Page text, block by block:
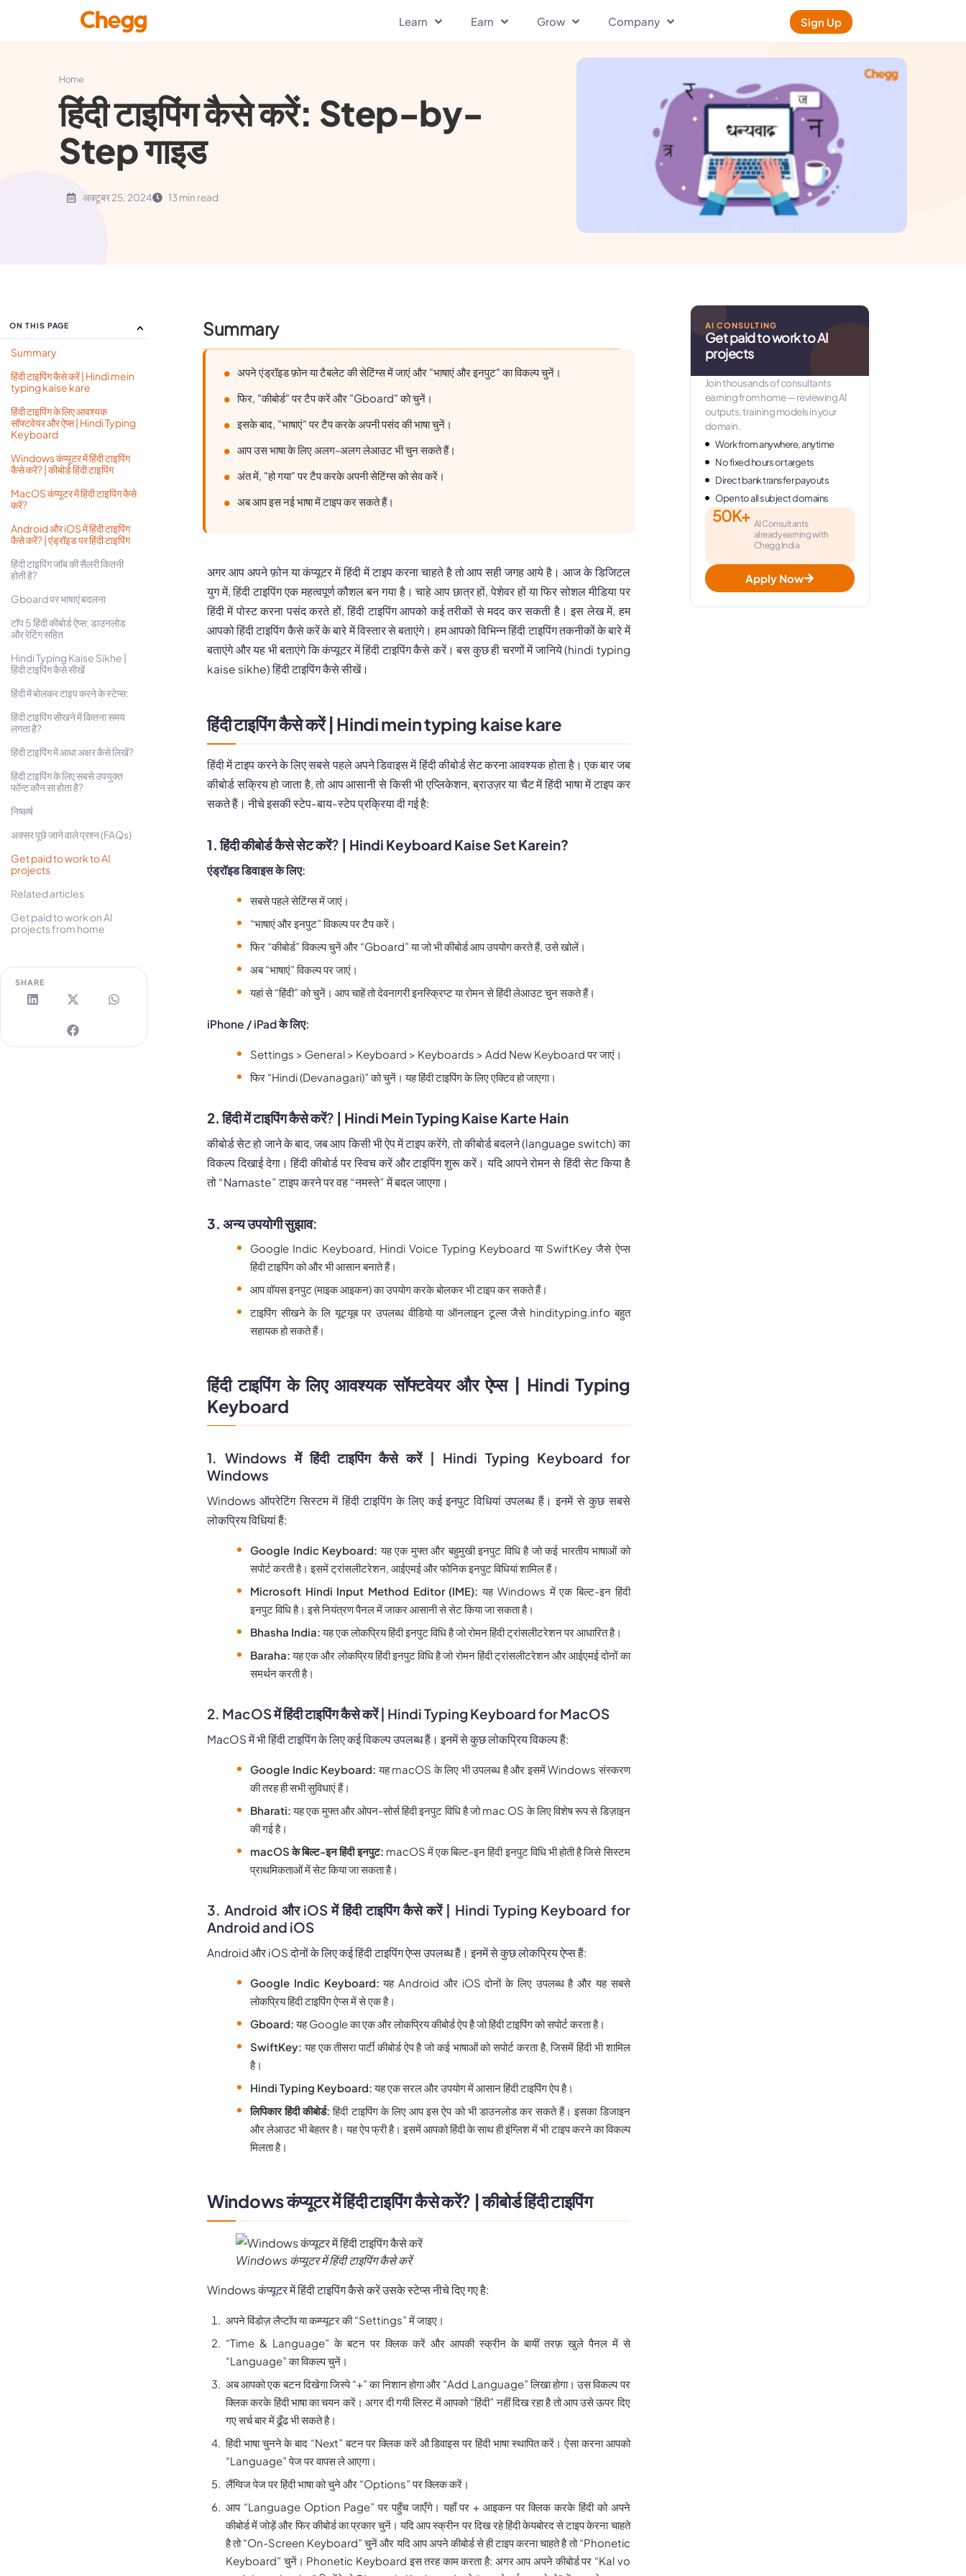
Learn Earn Grow Company Sign Up
Home
हिंदी टाइपिंग कैसे करें: Step-by-
Step गाइड
अक्टूबर 25, 2024 13 min read
ON THIS PAGE
Summary
हिंदी टाइपिंग कैसे करें | Hindi mein
typing kaise kare
हिंदी टाइपिंग के लिए आवश्यक
सॉफ्टवेयर और ऐप्स | Hindi Typing
Keyboard
Windows कंप्यूटर में हिंदी टाइपिंग
कैसे करें? | कीबोर्ड हिंदी टाइपिंग
MacOS कंप्यूटर में हिंदी टाइपिंग कैसे
करें?
Android और iOS में हिंदी टाइपिंग
कैसे करें? | एंड्रॉइड पर हिंदी टाइपिंग
हिंदी टाइपिंग जॉब की सैलरी कितनी
होती है?
Gboard पर भाषाएं बदलना
टॉप 5 हिंदी कीबोर्ड ऐप्स: डाउनलोड
और रेटिंग सहित
Hindi Typing Kaise Sikhe |
हिंदी टाइपिंग कैसे सीखें
हिंदी में बोलकर टाइप करने के स्टेप्स:
हिंदी टाइपिंग सीखने में कितना समय
लगता है?
हिंदी टाइपिंग में आधा अक्षर कैसे लिखें?
हिंदी टाइपिंग के लिए सबसे उपयुक्त
फॉन्ट कौन सा होता है?
निष्कर्ष
अक्सर पूछे जाने वाले प्रश्न (FAQs)
Get paid to work to AI
projects
Related articles
Get paid to work on AI
projects from home
SHARE
Summary
अपने एंड्रॉइड फ़ोन या टैबलेट की सेटिंग्स में जाएं और "भाषाएं और इनपुट" का विकल्प चुनें।
फिर, "कीबोर्ड" पर टैप करें और "Gboard" को चुनें।
इसके बाद, "भाषाएं" पर टैप करके अपनी पसंद की भाषा चुनें।
आप उस भाषा के लिए अलग-अलग लेआउट भी चुन सकते हैं।
अंत में, "हो गया" पर टैप करके अपनी सेटिंग्स को सेव करें।
अब आप इस नई भाषा में टाइप कर सकते हैं।
अगर आप अपने फ़ोन या कंप्यूटर में हिंदी में टाइप करना चाहते है तो आप सही जगह आये है। आज के डिजिटल
युग में, हिंदी टाइपिंग एक महत्वपूर्ण कौशल बन गया है। चाहे आप छात्र हों, पेशेवर हों या फिर सोशल मीडिया पर
हिंदी में पोस्ट करना पसंद करते हों, हिंदी टाइपिंग आपको कई तरीकों से मदद कर सकती है। इस लेख में, हम
आपको हिंदी टाइपिंग कैसे करें के बारे में विस्तार से बताएंगे। हम आपको विभिन्न हिंदी टाइपिंग तकनीकों के बारे में
बताएंगे और यह भी बताएंगे कि कंप्यूटर में हिंदी टाइपिंग कैसे करें। बस कुछ ही चरणों में जानिये (hindi typing
kaise sikhe) हिंदी टाइपिंग कैसे सीखें।
हिंदी टाइपिंग कैसे करें| Hindi mein typing kaise kare
हिंदी में टाइप करने के लिए सबसे पहले अपने डिवाइस में हिंदी कीबोर्ड सेट करना आवश्यक होता है। एक बार जब
कीबोर्ड सक्रिय हो जाता है, तो आप आसानी से किसी भी एप्लिकेशन, ब्राउज़र या चैट में हिंदी भाषा में टाइप कर
सकते हैं। नीचे इसकी स्टेप-बाय-स्टेप प्रक्रिया दी गई है:
1.हिंदी कीबोर्ड कैसे सेट करें? | Hindi Keyboard Kaise Set Karein?
एंड्रॉइड डिवाइस के लिए:
सबसे पहले सेटिंग्स में जाएं।
“भाषाएं और इनपुट” विकल्प पर टैप करें।
फिर “कीबोर्ड” विकल्प चुनें और “Gboard” या जो भी कीबोर्ड आप उपयोग करते हैं, उसे खोलें।
अब “भाषाएं” विकल्प पर जाएं।
यहां से “हिंदी” को चुनें। आप चाहें तो देवनागरी इनस्क्रिप्ट या रोमन से हिंदी लेआउट चुन सकते हैं।
iPhone / iPad के लिए:
Settings > General > Keyboard > Keyboards > Add New Keyboard पर जाएं।
फिर “Hindi (Devanagari)” को चुनें। यह हिंदी टाइपिंग के लिए एक्टिव हो जाएगा।
2.हिंदी में टाइपिंग कैसे करें? | Hindi Mein Typing Kaise Karte Hain
कीबोर्ड सेट हो जाने के बाद, जब आप किसी भी ऐप में टाइप करेंगे, तो कीबोर्ड बदलने (language switch) का
विकल्प दिखाई देगा। हिंदी कीबोर्ड पर स्विच करें और टाइपिंग शुरू करें। यदि आपने रोमन से हिंदी सेट किया है
तो “Namaste” टाइप करने पर वह “नमस्ते” में बदल जाएगा।
3. अन्य उपयोगी सुझाव:
Google Indic Keyboard, Hindi Voice Typing Keyboard या SwiftKey जैसे ऐप्स
हिंदी टाइपिंग को और भी आसान बनाते हैं।
आप वॉयस इनपुट (माइक आइकन) का उपयोग करके बोलकर भी टाइप कर सकते हैं।
टाइपिंग सीखने के लि यूट्यूब पर उपलब्ध वीडियो या ऑनलाइन टूल्स जैसे hindityping.info बहुत
सहायक हो सकते हैं।
हिंदी टाइपिंग के लिए आवश्यक सॉफ्टवेयर और ऐप्स | Hindi Typing
Keyboard
1. Windows में हिंदी टाइपिंग कैसे करें | Hindi Typing Keyboard for
Windows
Windows ऑपरेटिंग सिस्टम में हिंदी टाइपिंग के लिए कई इनपुट विधियां उपलब्ध हैं। इनमें से कुछ सबसे
लोकप्रिय विधियां हैं:
Google Indic Keyboard: यह एक मुफ्त और बहुमुखी इनपुट विधि है जो कई भारतीय भाषाओं को
सपोर्ट करती है। इसमें ट्रांसलीटरेशन, आईएमई और फोनिक इनपुट विधियां शामिल हैं।
Microsoft Hindi Input Method Editor (IME): यह Windows में एक बिल्ट-इन हिंदी
इनपुट विधि है। इसे नियंत्रण पैनल में जाकर आसानी से सेट किया जा सकता है।
Bhasha India:यह एक लोकप्रिय हिंदी इनपुट विधि है जो रोमन हिंदी ट्रांसलीटरेशन पर आधारित है।
Baraha:यह एक और लोकप्रिय हिंदी इनपुट विधि है जो रोमन हिंदी ट्रांसलीटरेशन और आईएमई दोनों का
समर्थन करती है।
2. MacOS में हिंदी टाइपिंग कैसे करें | Hindi Typing Keyboard for MacOS
MacOS में भी हिंदी टाइपिंग के लिए कई विकल्प उपलब्ध हैं। इनमें से कुछ लोकप्रिय विकल्प हैं:
Google Indic Keyboard: यह macOS के लिए भी उपलब्ध है और इसमें Windows संस्करण
की तरह ही सभी सुविधाएं हैं।
Bharati:यह एक मुफ्त और ओपन-सोर्स हिंदी इनपुट विधि है जो mac OS के लिए विशेष रूप से डिज़ाइन
की गई है।
macOS के बिल्ट-इन हिंदी इनपुट: macOS में एक बिल्ट-इन हिंदी इनपुट विधि भी होती है जिसे सिस्टम
प्राथमिकताओं में सेट किया जा सकता है।
3. Android और iOS में हिंदी टाइपिंग कैसे करें | Hindi Typing Keyboard for
Android and iOS
Android और iOS दोनों के लिए कई हिंदी टाइपिंग ऐप्स उपलब्ध हैं। इनमें से कुछ लोकप्रिय ऐप्स हैं:
Google Indic Keyboard: यह Android और iOS दोनों के लिए उपलब्ध है और यह सबसे
लोकप्रिय हिंदी टाइपिंग ऐप्स में से एक है।
Gboard:यह Google का एक और लोकप्रिय कीबोर्ड ऐप है जो हिंदी टाइपिंग को सपोर्ट करता है।
SwiftKey: यह एक तीसरा पार्टी कीबोर्ड ऐप है जो कई भाषाओं को सपोर्ट करता है, जिसमें हिंदी भी शामिल
है।
Hindi Typing Keyboard:यह एक सरल और उपयोग में आसान हिंदी टाइपिंग ऐप है।
लिपिकार हिंदी कीबोर्ड: हिंदी टाइपिंग के लिए आप इस ऐप को भी डाउनलोड कर सकते हैं। इसका डिजाइन
और लेआउट भी बेहतर है। यह ऐप फ्री है। इसमें आपको हिंदी के साथ ही इंग्लिश में भी टाइप करने का विकल्प
मिलता है।
Windows कंप्यूटर में हिंदी टाइपिंग कैसे करें? | कीबोर्ड हिंदी टाइपिंग
Windows कंप्यूटर में हिंदी टाइपिंग कैसे करें
Windows कंप्यूटर में हिंदी टाइपिंग कैसे करें उसके स्टेप्स नीचे दिए गए है:
अपने विंडोज़ लैप्टॉप या कम्प्यूटर की “Settings” में जाइए।
“Time & Language” के बटन पर क्लिक करें और आपकी स्क्रीन के बायीं तरफ़ खुले पैनल में से
“Language” का विकल्प चुनें।
अब आपको एक बटन दिखेगा जिस्पे “+” का निशान होगा और “Add Language” लिखा होगा। उस विकल्प पर
क्लिक करके हिंदी भाषा का चयन करें। अगर दी गयी लिस्ट में आपको “हिंदी” नहीं दिख रहा है तो आप उसे ऊपर दिए
गए सर्च बार में ढूँढ भी सकते है।
हिंदी भाषा चुनने के बाद “Next” बटन पर क्लिक करें औ डिवाइस पर हिंदी भाषा स्थापित करें। ऐसा करना आपको
“Language” पेज पर वापस ले आएगा।
लैंग्विज पेज पर हिंदी भाषा को चुने और “Options” पर क्लिक करें।
आप “Language Option Page” पर पहुँच जाएँगे। यहाँ पर + आइकन पर क्लिक करके हिंदी को अपने
कीबोर्ड में जोड़ें और फिर कीबोर्ड का प्रकार चुनें। यदि आप स्क्रीन पर दिख रहे हिंदी केयबोरद से टाइप केरना चाहते
है तो “On-Screen Keyboard” चुनें और यदि आप अपने कीबोर्ड से ही टाइप करना चाहते है तो “Phonetic
Keyboard” चुनें। Phonetic Keyboard इस तरह काम करता है: अगर आप अपने कीबोर्ड पर “Kal vo
AI CONSULTING
Get paid to work to AI
projects
Join thousands of consultants
earning from home — reviewing AI
outputs, training models in your
domain.
Work from anywhere, anytime
No fixed hours or targets
Direct bank transfer payouts
Open to all subject domains
50K+ AI Consultants
already earning with
Chegg India
Apply Now